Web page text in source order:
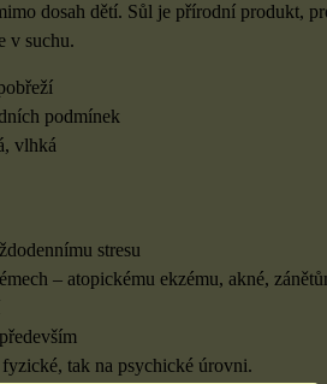
dosah dětí. Sůl je přírodní produkt,
v suchu.
podmínek
vlhká
stresu
– atopickému ekzému, akné,
tak na psychické úrovni.